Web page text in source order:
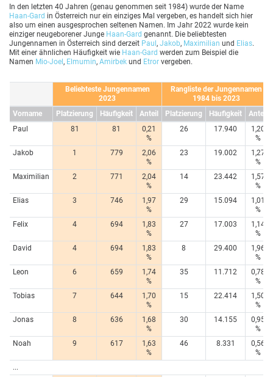
In den letzten 40 Jahren (genau genommen seit 1984) wurde der Name
Haan-Gard in Österreich nur ein einziges Mal vergeben, es handelt sich hier
also um einen ausgesprochen seltenen Namen. Im Jahr 2022 wurde kein
einziger neugeborener Junge Haan-Gard genannt. Die beliebtesten
Jungennamen in Österreich sind derzeit Paul , Jakob, Maximilian und Elias.
Mit einer ähnlichen Häufigkeit wie Haan-Gard werden zum Beispiel die
Namen Mio-Joel , Elmumin, Amirbek und Etror vergeben.
Beliebteste Jungennamen
2023
Rangliste der Jungennamen
1984 bis 2023
Vorname
Platzierung Häufigkeit Anteil Platzierung Häufigkeit
Anteil
Paul
81 81
0,21
%
26 17.940
1,20
%
Jakob
1 779
2,06
%
23 19.002
1,27
%
Maximilian
2 771
2,04
%
14 23.442
1,57
%
Elias
3 746
1,97
%
29 15.094
1,01
%
Felix
4 694
1,83
%
27 17.003
1,14
%
David
4 694
1,83
%
8 29.400
1,96
%
Leon
6 659
1,74
%
35 11.712
0,78
%
Tobias
7 644
1,70
%
15 22.414
1,50
%
Jonas
8 636
1,68
%
30 14.155
0,95
%
Noah
9 617
1,63
%
46 8.331
0,56
%
...